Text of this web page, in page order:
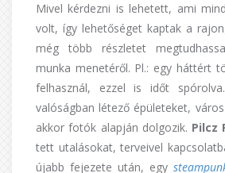
Mivel kérdezni is lehetett, ami
volt, így lehetőséget kaptak a
még több részletet
munka menetéről. Pl.: egy háttért
felhasznál, ezzel is időt
valóságban létező épületeket,
akkor fotók alapján dolgozik. Pilcz
tett utalásokat, terveivel
újabb fejezete után, egy